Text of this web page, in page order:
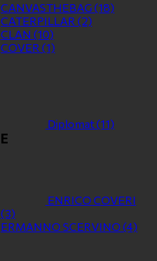
CANVASTHEBAG (18)
CATERPILLAR (2)
CLAN (10)
COVER (1)
Diplomat(11)
E
ENRICO COVERI
(3)
ERMANNO SCERVINO (4)